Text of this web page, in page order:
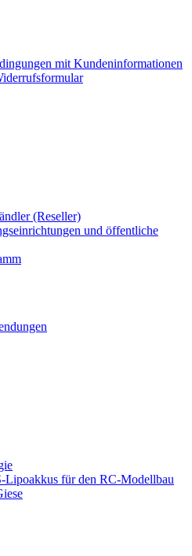
mit Kundeninformationen
(Reseller)
und öffentliche
Lipoakkus für den RC-Modellbau